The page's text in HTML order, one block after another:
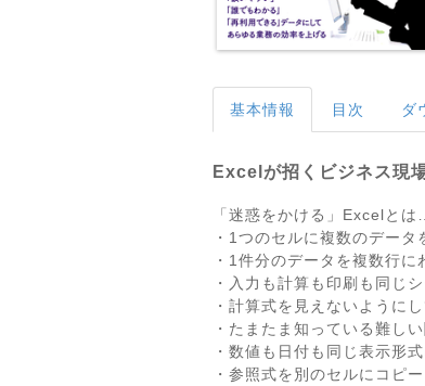
基本情報 目次 ダ
Excelが招くビジネス現
「迷惑をかける」Excelとは…
・1つのセルに複数のデータ
・1件分のデータを複数行に
・入力も計算も印刷も同じ
・計算式を見えないように
・たまたま知っている難し
・数値も日付も同じ表示形
・参照式を別のセルにコピ